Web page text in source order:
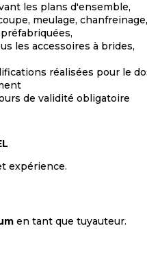
les plans d'ensemble,
meulage,
les accessoires à brides,
réalisées pour le
de validité obligatoire
expérience.
en tant que tuyauteur.